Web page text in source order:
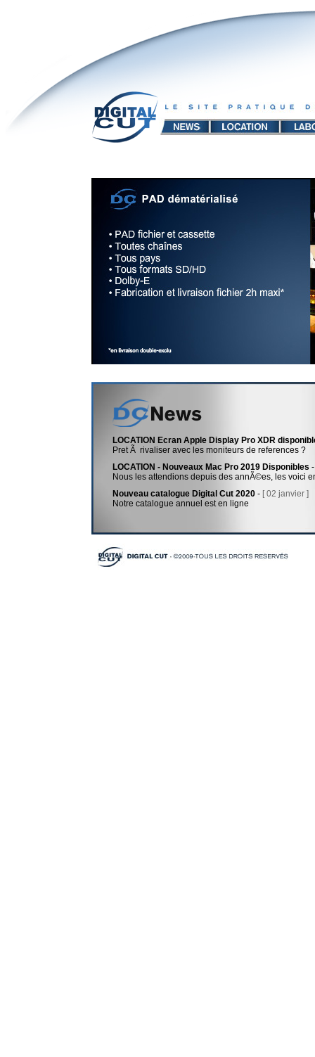
LOCATION Ecran Apple Display Pro XDR
Pret Ã rivaliser avec les moniteurs de references ?
LOCATION - Nouveaux Mac Pro 2019 Disponibles
Nous les attendions depuis des annÃ©es, les voici
Nouveau catalogue Digital Cut 2020 - [ 02 janvier ]
Notre catalogue annuel est en ligne